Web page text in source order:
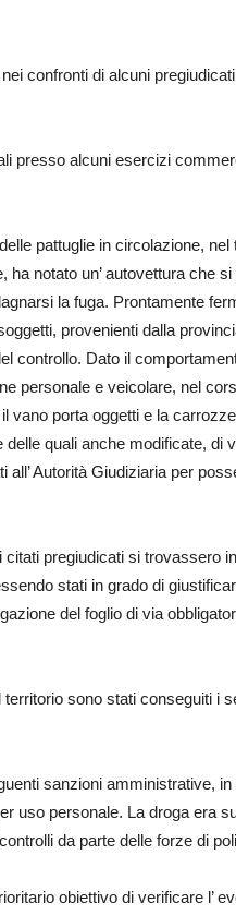
confronti di alcuni
presso alcuni esercizi
pattuglie in circolazione, nel
notato un’ autovettura che
la fuga. Prontamente
provenienti dalla
controllo. Dato il
personale e veicolare, nel
porta oggetti e la
quali anche modificate, di
Autorità Giudiziaria per
pregiudicati si trovassero
stati in grado di
del foglio di via
sono stati conseguiti i
sanzioni amministrative,
uso personale. La droga era
da parte delle forze di
obiettivo di verificare l’